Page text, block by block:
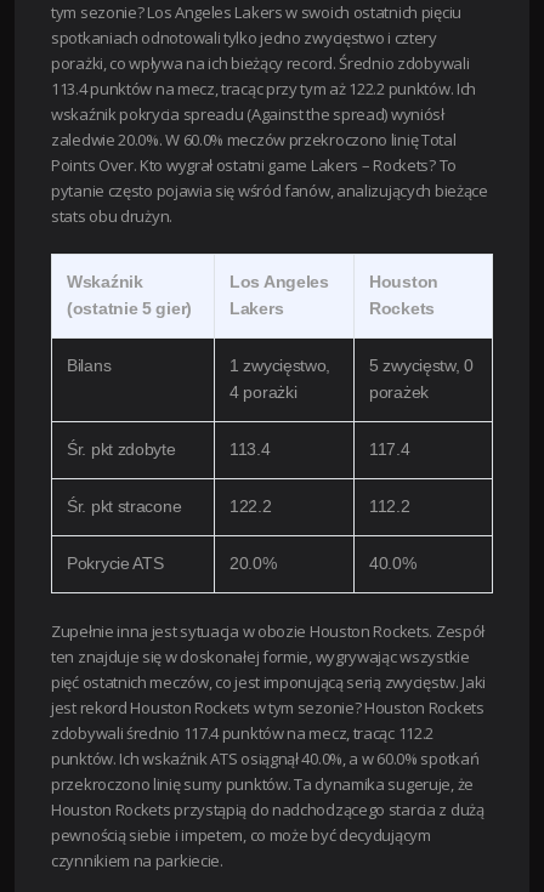
tym sezonie? Los Angeles Lakers w swoich ostatnich pięciu
spotkaniach odnotowali tylko jedno zwycięstwo i cztery
porażki, co wpływa na ich bieżący record. Średnio zdobywali
113.4 punktów na mecz, tracąc przy tym aż 122.2 punktów. Ich
wskaźnik pokrycia spreadu (Against the spread) wyniósł
zaledwie 20.0%. W 60.0% meczów przekroczono linię Total
Points Over. Kto wygrał ostatni game Lakers – Rockets? To
pytanie często pojawia się wśród fanów, analizujących bieżące
stats obu drużyn.
Wskaźnik
(ostatnie 5 gier)
Los Angeles
Lakers
Houston
Rockets
Bilans
1 zwycięstwo,
4 porażki
5 zwycięstw, 0
porażek
Śr. pkt zdobyte 113.4 117.4
Śr. pkt stracone 122.2 112.2
Pokrycie ATS 20.0% 40.0%
Zupełnie inna jest sytuacja w obozie Houston Rockets. Zespół
ten znajduje się w doskonałej formie, wygrywając wszystkie
pięć ostatnich meczów, co jest imponującą serią zwycięstw. Jaki
jest rekord Houston Rockets w tym sezonie? Houston Rockets
zdobywali średnio 117.4 punktów na mecz, tracąc 112.2
punktów. Ich wskaźnik ATS osiągnął 40.0%, a w 60.0% spotkań
przekroczono linię sumy punktów. Ta dynamika sugeruje, że
Houston Rockets przystąpią do nadchodzącego starcia z dużą
pewnością siebie i impetem, co może być decydującym
czynnikiem na parkiecie.